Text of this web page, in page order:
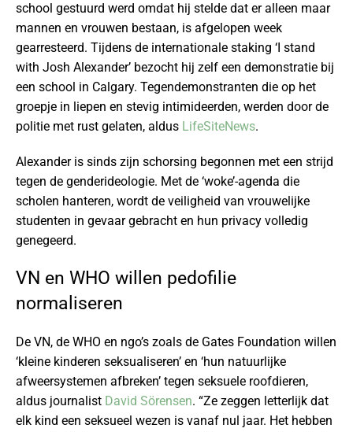
school gestuurd werd omdat hij stelde dat er alleen maar
mannen en vrouwen bestaan, is afgelopen week
gearresteerd. Tijdens de internationale staking ‘I stand
with Josh Alexander’ bezocht hij zelf een demonstratie bij
een school in Calgary. Tegendemonstranten die op het
groepje in liepen en stevig intimideerden, werden door de
politie met rust gelaten, aldus LifeSiteNews.
Alexander is sinds zijn schorsing begonnen met een strijd
tegen de genderideologie. Met de ‘woke’-agenda die
scholen hanteren, wordt de veiligheid van vrouwelijke
studenten in gevaar gebracht en hun privacy volledig
genegeerd.
VN en WHO willen pedofilie
normaliseren
De VN, de WHO en ngo’s zoals de Gates Foundation willen
‘kleine kinderen seksualiseren’ en ‘hun natuurlijke
afweersystemen afbreken’ tegen seksuele roofdieren,
aldus journalist David Sörensen. “Ze zeggen letterlijk dat
elk kind een seksueel wezen is vanaf nul jaar. Het hebben